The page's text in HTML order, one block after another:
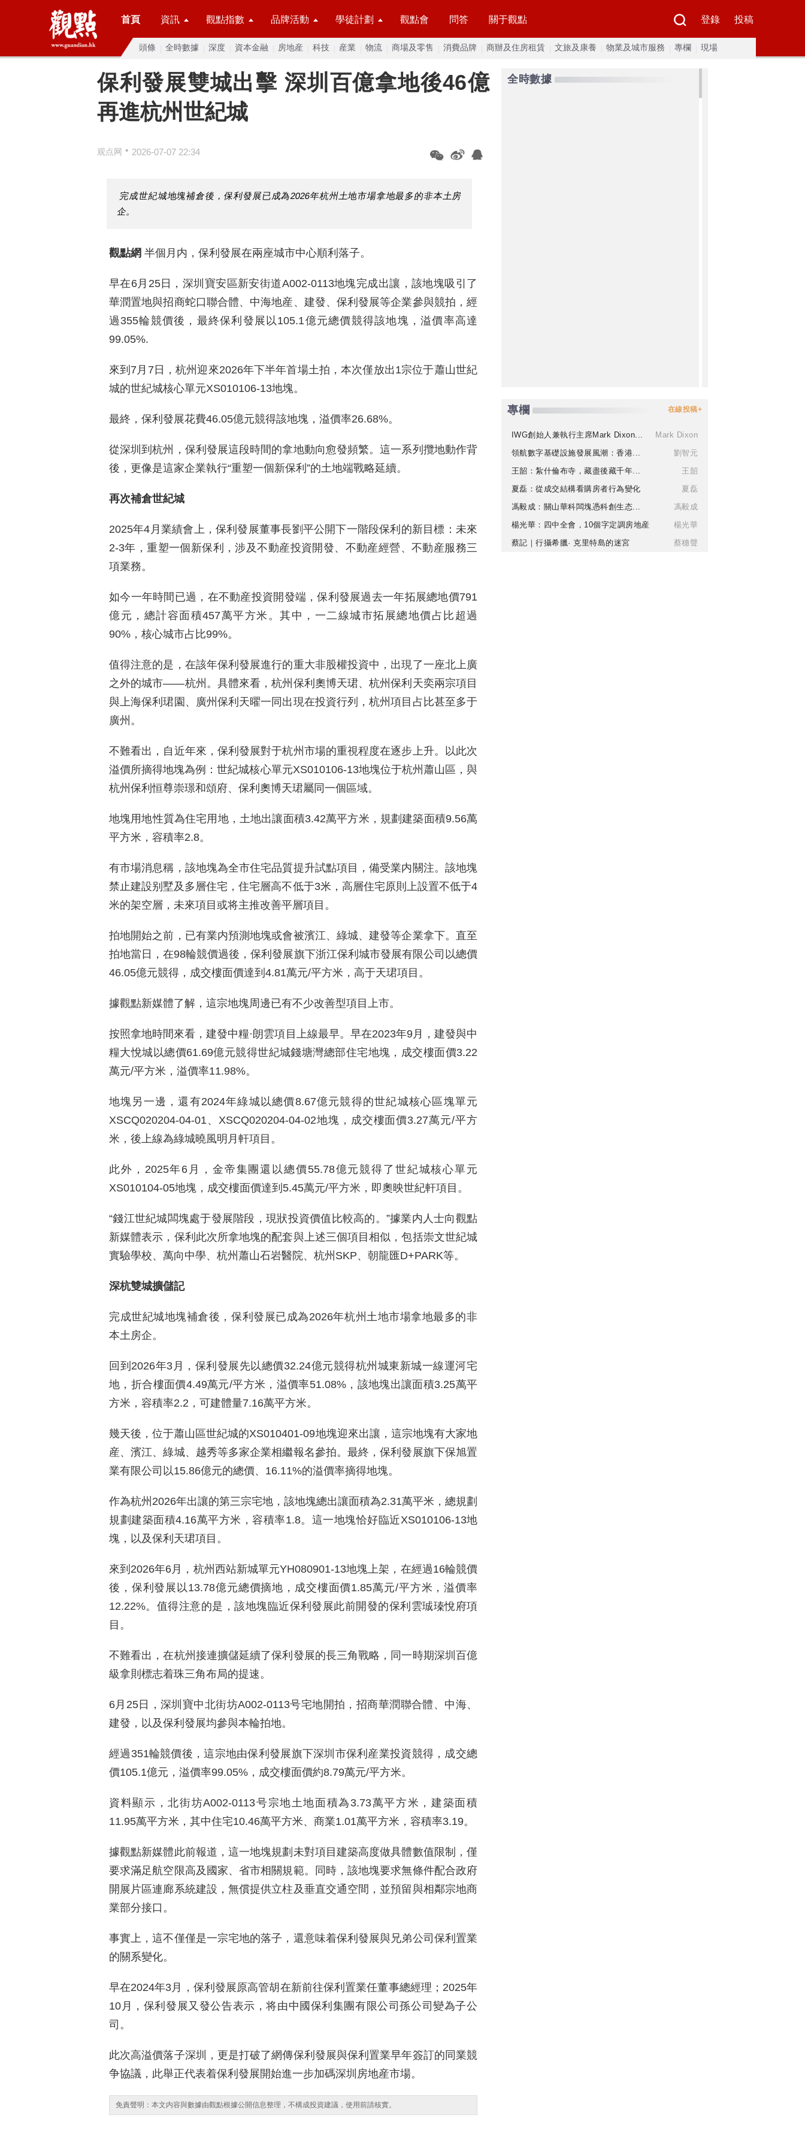
首頁 資訊 觀點指數 品牌活動 學徒計劃 觀點會 問答 關于觀點 登錄 投稿
頭條 全時數據 深度 資本金融 房地産 科技 産業 物流 商場及零售 消費品牌 商辦及住房租賃 文旅及康養 物業及城市服務 專欄 現場
保利發展雙城出擊 深圳百億拿地後46億
再進杭州世紀城
观点网 • 2026-07-07 22:34
完成世紀城地塊補倉後，保利發展已成為2026年杭州土地市場拿地最多的非本土房
企。
觀點網 半個月内，保利發展在兩座城市中心順利落子。
早在6月25日，深圳寶安區新安街道A002-0113地塊完成出讓，該地塊吸引了
華潤置地與招商蛇口聯合體、中海地産、建發、保利發展等企業參與競拍，經
過355輪競價後，最終保利發展以105.1億元總價競得該地塊，溢價率高達
99.05%.
來到7月7日，杭州迎來2026年下半年首場土拍，本次僅放出1宗位于蕭山世紀
城的世紀城核心單元XS010106-13地塊。
最終，保利發展花費46.05億元競得該地塊，溢價率26.68%。
從深圳到杭州，保利發展這段時間的拿地動向愈發頻繁。這一系列攬地動作背
後，更像是這家企業執行“重塑一個新保利”的土地端戰略延續。
再次補倉世紀城
2025年4月業績會上，保利發展董事長劉平公開下一階段保利的新目標：未來
2-3年，重塑一個新保利，涉及不動産投資開發、不動産經營、不動産服務三
項業務。
如今一年時間已過，在不動産投資開發端，保利發展過去一年拓展總地價791
億元，總計容面積457萬平方米。其中，一二線城市拓展總地價占比超過
90%，核心城市占比99%。
值得注意的是，在該年保利發展進行的重大非股權投資中，出現了一座北上廣
之外的城市——杭州。具體來看，杭州保利奧博天珺、杭州保利天奕兩宗項目
與上海保利珺園、廣州保利天曜一同出現在投資行列，杭州項目占比甚至多于
廣州。
不難看出，自近年來，保利發展對于杭州市場的重視程度在逐步上升。以此次
溢價所摘得地塊為例：世紀城核心單元XS010106-13地塊位于杭州蕭山區，與
杭州保利恒尊崇璟和頌府、保利奧博天珺屬同一個區域。
地塊用地性質為住宅用地，土地出讓面積3.42萬平方米，規劃建築面積9.56萬
平方米，容積率2.8。
有市場消息稱，該地塊為全市住宅品質提升試點項目，備受業内關注。該地塊
禁止建設别墅及多層住宅，住宅層高不低于3米，高層住宅原則上設置不低于4
米的架空層，未來項目或将主推改善平層項目。
拍地開始之前，已有業内預測地塊或會被濱江、綠城、建發等企業拿下。直至
拍地當日，在98輪競價過後，保利發展旗下浙江保利城市發展有限公司以總價
46.05億元競得，成交樓面價達到4.81萬元/平方米，高于天珺項目。
據觀點新媒體了解，這宗地塊周邊已有不少改善型項目上市。
按照拿地時間來看，建發中糧·朗雲項目上線最早。早在2023年9月，建發與中
糧大悅城以總價61.69億元競得世紀城錢塘灣總部住宅地塊，成交樓面價3.22
萬元/平方米，溢價率11.98%。
地塊另一邊，還有2024年綠城以總價8.67億元競得的世紀城核心區塊單元
XSCQ020204-04-01、XSCQ020204-04-02地塊，成交樓面價3.27萬元/平方
米，後上線為綠城曉風明月軒項目。
此外，2025年6月，金帝集團還以總價55.78億元競得了世紀城核心單元
XS010104-05地塊，成交樓面價達到5.45萬元/平方米，即奧映世紀軒項目。
“錢江世紀城闆塊處于發展階段，現狀投資價值比較高的。”據業内人士向觀點
新媒體表示，保利此次所拿地塊的配套與上述三個項目相似，包括崇文世紀城
實驗學校、萬向中學、杭州蕭山石岩醫院、杭州SKP、朝龍匯D+PARK等。
深杭雙城擴儲記
完成世紀城地塊補倉後，保利發展已成為2026年杭州土地市場拿地最多的非
本土房企。
回到2026年3月，保利發展先以總價32.24億元競得杭州城東新城一線運河宅
地，折合樓面價4.49萬元/平方米，溢價率51.08%，該地塊出讓面積3.25萬平
方米，容積率2.2，可建體量7.16萬平方米。
幾天後，位于蕭山區世紀城的XS010401-09地塊迎來出讓，這宗地塊有大家地
産、濱江、綠城、越秀等多家企業相繼報名參拍。最終，保利發展旗下保旭置
業有限公司以15.86億元的總價、16.11%的溢價率摘得地塊。
作為杭州2026年出讓的第三宗宅地，該地塊總出讓面積為2.31萬平米，總規劃
規劃建築面積4.16萬平方米，容積率1.8。這一地塊恰好臨近XS010106-13地
塊，以及保利天珺項目。
來到2026年6月，杭州西站新城單元YH080901-13地塊上架，在經過16輪競價
後，保利發展以13.78億元總價摘地，成交樓面價1.85萬元/平方米，溢價率
12.22%。值得注意的是，該地塊臨近保利發展此前開發的保利雲珹瑧悅府項
目。
不難看出，在杭州接連擴儲延續了保利發展的長三角戰略，同一時期深圳百億
級拿則標志着珠三角布局的提速。
6月25日，深圳寶中北街坊A002-0113号宅地開拍，招商華潤聯合體、中海、
建發，以及保利發展均參與本輪拍地。
經過351輪競價後，這宗地由保利發展旗下深圳市保利産業投資競得，成交總
價105.1億元，溢價率99.05%，成交樓面價約8.79萬元/平方米。
資料顯示，北街坊A002-0113号宗地土地面積為3.73萬平方米，建築面積
11.95萬平方米，其中住宅10.46萬平方米、商業1.01萬平方米，容積率3.19。
據觀點新媒體此前報道，這一地塊規劃未對項目建築高度做具體數值限制，僅
要求滿足航空限高及國家、省市相關規範。同時，該地塊要求無條件配合政府
開展片區連廊系統建設，無償提供立柱及垂直交通空間，並預留與相鄰宗地商
業部分接口。
事實上，這不僅僅是一宗宅地的落子，還意味着保利發展與兄弟公司保利置業
的關系變化。
早在2024年3月，保利發展原高管胡在新前往保利置業任董事總經理；2025年
10月，保利發展又發公告表示，将由中國保利集團有限公司孫公司變為子公
司。
此次高溢價落子深圳，更是打破了網傳保利發展與保利置業早年簽訂的同業競
争協議，此舉正代表着保利發展開始進一步加碼深圳房地産市場。
免責聲明：本文内容與數據由觀點根據公開信息整理，不構成投資建議，使用前請核實。
全時數據
專欄 在線投稿+
IWG創始人兼執行主席Mark Dixon...
Mark Dixon
領航數字基礎設施發展風潮：香港...
劉智元
王韶：紮什倫布寺，藏盡後藏千年...
王韶
夏磊：從成交結構看購房者行為變化
夏磊
馮毅成：關山華科闆塊憑科創生态...
馮毅成
楊光華：四中全會，10個字定調房地産
楊光華
蔡記｜行攝希臘· 克里特島的迷宮
蔡穗聲